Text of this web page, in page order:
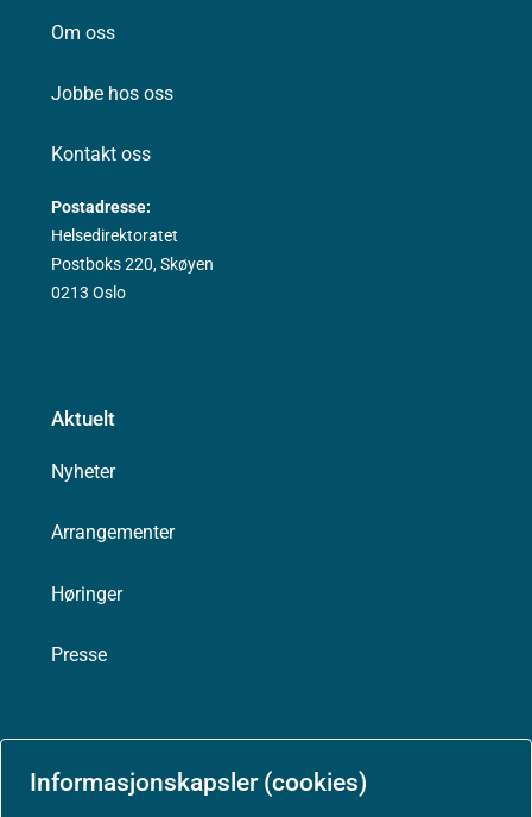
Informasjonskapsler (cookies)
Om oss
Jobbe hos oss
Kontakt oss
Postadresse:
Helsedirektoratet
Postboks 220, Skøyen
0213 Oslo
Aktuelt
Nyheter
Arrangementer
Høringer
Presse
Om nettstedet